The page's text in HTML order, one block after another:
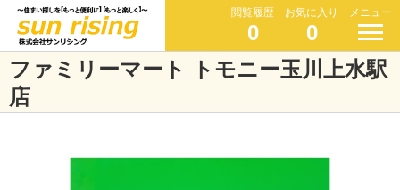
閲覧履歴
0
お気に入り
0
メニュー
ファミリーマート トモニー玉川上水駅
店